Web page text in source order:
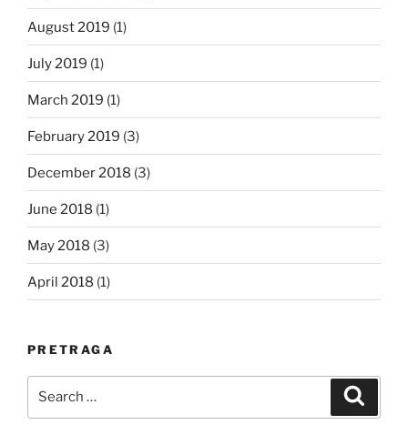
August 2019 (1)
July 2019 (1)
March 2019 (1)
February 2019 (3)
December 2018 (3)
June 2018 (1)
May 2018 (3)
April 2018 (1)
PRETRAGA